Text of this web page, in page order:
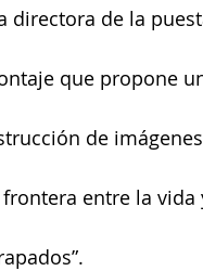
directora de la
que propone
de
entre la